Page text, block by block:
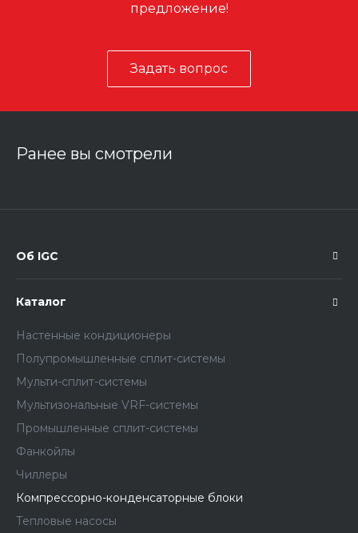
предложение!
Задать вопрос
Ранее вы смотрели
Об IGC
Каталог
Настенные кондиционеры
Полупромышленные сплит-системы
Мульти-сплит-системы
Мультизональные VRF-системы
Промышленные сплит-системы
Фанкойлы
Чиллеры
Компрессорно-конденсаторные блоки
Тепловые насосы